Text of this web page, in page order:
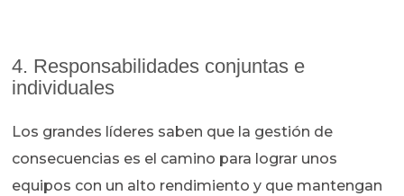
4. Responsabilidades conjuntas e
individuales
Los grandes líderes saben que la gestión de
consecuencias es el camino para lograr unos
equipos con un alto rendimiento y que mantengan